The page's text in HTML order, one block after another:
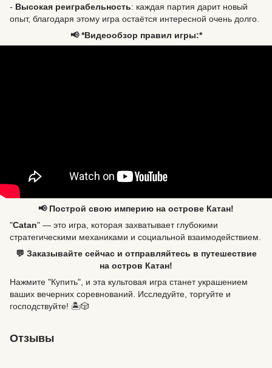
- Высокая реиграбельность: каждая партия дарит новый
опыт, благодаря этому игра остаётся интересной очень долго.
📢 *Видеообзор правил игры:*
📢 Построй свою империю на острове Катан!
"Catan" — это игра, которая захватывает глубокими
стратегическими механиками и социальной взаимодействием.
💬 Заказывайте сейчас и отправляйтесь в путешествие
на остров Катан!
Нажмите "Купить", и эта культовая игра станет украшением
ваших вечерних соревнований. Исследуйте, торгуйте и
господствуйте! 🏝️🎲
Отзывы